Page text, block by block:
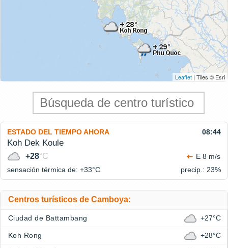
Leaflet | Tiles © Esri
ESTADO DEL TIEMPO AHORA 08:44
Koh Dek Koule
+28°C
E 8 m/s
sensación térmica de: +33°C precip.: 23%
Centros turísticos de Camboya:
Ciudad de Battambang +27°C
Koh Rong +28°C